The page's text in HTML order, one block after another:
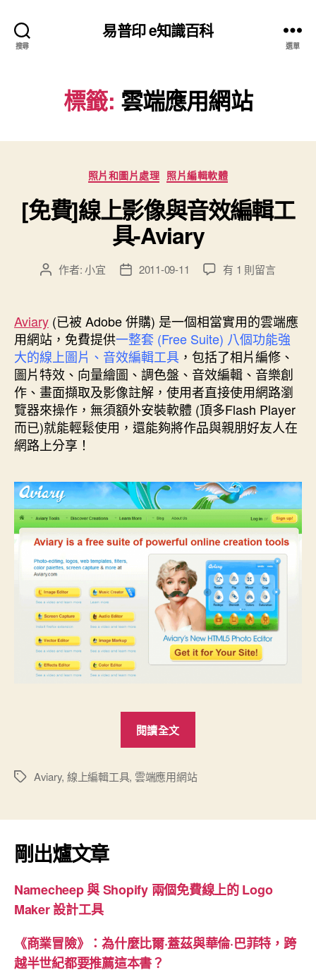
搜尋
易普印 e知識百科
選單
標籤: 雲端應用網站
分
類
照片和圖片處理 照片編輯軟體
[免費]線上影像與音效編輯工
具-Aviary
文
者
作者:小宜
文
佈
日
期
2011-09-11
在
線
上
影
像
與
音
效
編
輯
Aviary〉
中
有 1 則留言
Aviary (已被 Adobe 併購) 是一個相當實用的雲端應
用網站，免費提供一整套 (Free Suite) 八個功能強
大的線上圖片、音效編輯工具 ，包括了相片編修、
圖片特效、向量繪圖、調色盤、音效編輯、 音樂創
作、畫面擷取及影像註解，使用者直接使用網路瀏
覽器來操作，無須額外安裝軟體 (頂多Flash Player
而已)就能輕鬆使用，還能夠將作品與親朋好友人在
網路上分享！
閱讀全文
上
像
編
具-
標
Aviary, 線上編輯工具, 雲端應用網站
剛出爐文章
Namecheep 與 Shopify 兩個免費線上的 Logo
Maker 設計工具
《商業冒險》：為什麼比爾·蓋茲與華倫·巴菲特，跨
越半世紀都要推薦這本書？